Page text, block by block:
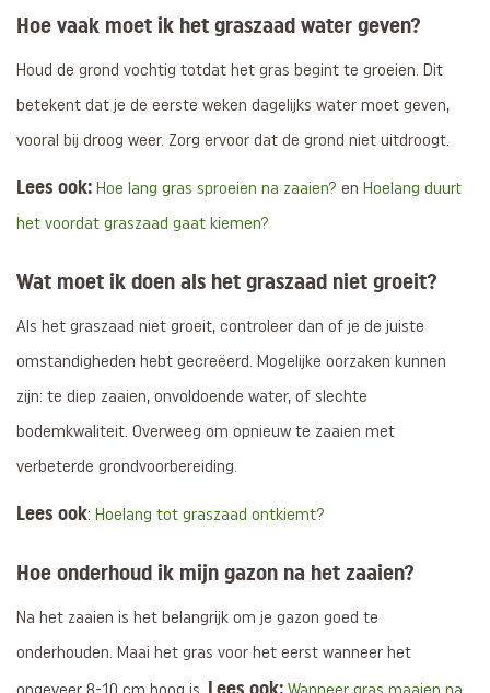
Hoe vaak moet ik het graszaad water geven?
Houd de grond vochtig totdat het gras begint te groeien. Dit
betekent dat je de eerste weken dagelijks water moet geven,
vooral bij droog weer. Zorg ervoor dat de grond niet uitdroogt.
Lees ook: Hoe lang gras sproeien na zaaien? en Hoelang duurt
het voordat graszaad gaat kiemen?
Wat moet ik doen als het graszaad niet groeit?
Als het graszaad niet groeit, controleer dan of je de juiste
omstandigheden hebt gecreëerd. Mogelijke oorzaken kunnen
zijn: te diep zaaien, onvoldoende water, of slechte
bodemkwaliteit. Overweeg om opnieuw te zaaien met
verbeterde grondvoorbereiding.
Lees ook: Hoelang tot graszaad ontkiemt?
Hoe onderhoud ik mijn gazon na het zaaien?
Na het zaaien is het belangrijk om je gazon goed te
onderhouden. Maai het gras voor het eerst wanneer het
Lees ook: